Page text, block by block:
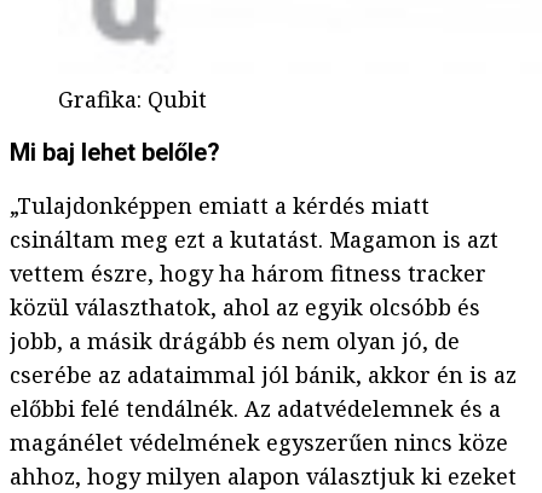
Grafika: Qubit
Mi baj lehet belőle?
„Tulajdonképpen emiatt a kérdés miatt
csináltam meg ezt a kutatást. Magamon is azt
vettem észre, hogy ha három fitness tracker
közül választhatok, ahol az egyik olcsóbb és
jobb, a másik drágább és nem olyan jó, de
cserébe az adataimmal jól bánik, akkor én is az
előbbi felé tendálnék. Az adatvédelemnek és a
magánélet védelmének egyszerűen nincs köze
ahhoz, hogy milyen alapon választjuk ki ezeket